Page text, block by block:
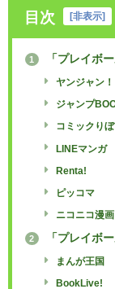
目次 [非表示]
1 「プレイボ
ヤンジャン！
ジャンプ
コミックり
LINEマンガ
Renta!
ピッコマ
ニコニコ漫画
2 「プレイボ
まんが王国
BookLive!